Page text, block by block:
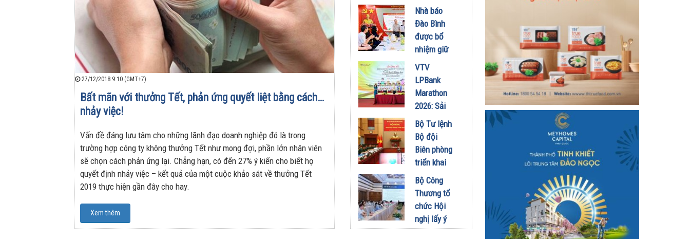
27/12/2018 9:10 (GMT+7)
Bất mãn với thưởng Tết, phản ứng quyết liệt bằng cách…
nhảy việc!
Vấn đề đáng lưu tâm cho những lãnh đạo doanh nghiệp đó là trong
trường hợp công ty không thưởng Tết như mong đợi, phần lớn nhân viên
sẽ chọn cách phản ứng lại. Chẳng hạn, có đến 27% ý kiến cho biết họ
quyết định nhảy việc – kết quả của một cuộc khảo sát về thưởng Tết
2019 thực hiện gần đây cho hay.
Xem thêm
Sức khỏe
và Đời
sống tổ
chức Cuộc
thi “Tôi
Khỏe Đẹp
Hơn” lần
thứ 5 để
khuyến
khích mọi
người trở
thành
phiên bản
chính mình
01/08/2026
Nhà báo
Đào Bình
được bổ
nhiệm giữ
chức Tổng
Biên tập
Tạp chí
Doanh
Đầu tư
01/08/2026
VTV
LPBank
Marathon
2026: Sải
bước qua
miền Di
sản, lan
tỏa giá trị
xanh
31/07/2026
Bộ Tư lệnh
Bộ đội
Biên phòng
triển khai
phương
hướng,
nhiệm vụ
trọng tâm
tháng
Bộ Công
Thương tổ
chức Hội
nghị lấy ý
kiến dự